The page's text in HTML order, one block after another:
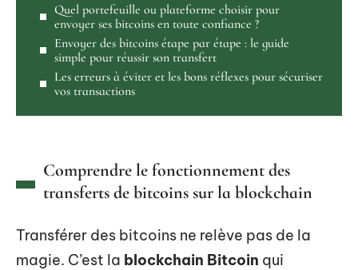
Quel portefeuille ou plateforme choisir pour
envoyer ses bitcoins en toute confiance ?
Envoyer des bitcoins étape par étape : le guide
simple pour réussir son transfert
Les erreurs à éviter et les bons réflexes pour sécuriser
vos transactions
Comprendre le fonctionnement des
transferts de bitcoins sur la blockchain
Transférer des bitcoins ne relève pas de la
magie. C’est la blockchain Bitcoin qui